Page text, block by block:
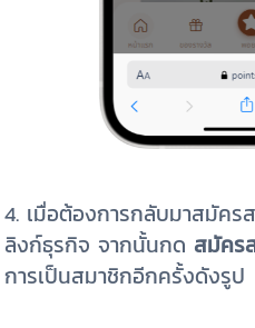
4. เมื่อต้องการกลับมาสมัคร
ลิงก์ธุรกิจ จากนั้นกด สมัคร
การเป็นสมาชิกอีกครั้งดังรูป